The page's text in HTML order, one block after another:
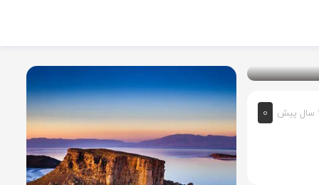
0